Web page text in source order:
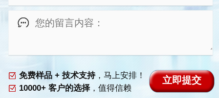
免费样品 + 技术支持，马上安排！
10000+ 客户的选择，值得信赖